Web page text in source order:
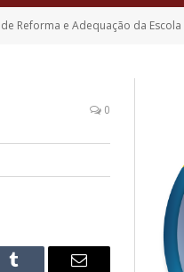
Ensino Fundamental Dr. José Malcher e Construção de
0